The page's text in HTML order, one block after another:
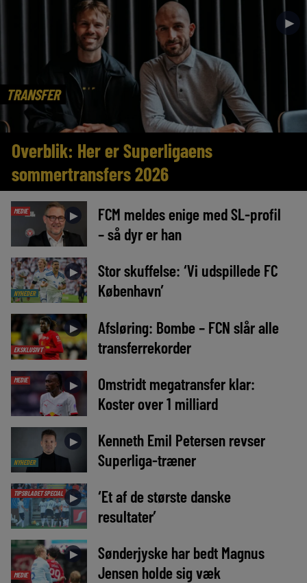
TRANSFER
►
Overblik: Her er Superligaens
sommertransfers 2026
MEDIE ►
FCM meldes enige med SL-profil
– så dyr er han
NYHEDER
►
Stor skuffelse: ‘Vi udspillede FC
København’
EKSKLUSIVT
►
Afsløring: Bombe – FCN slår alle
transferrekorder
MEDIE ►
Omstridt megatransfer klar:
Koster over 1 milliard
NYHEDER
►
Kenneth Emil Petersen revser
Superliga-træner
TIPSBLADET SPECIAL ►
‘Et af de største danske
resultater’
MEDIE
►
Sønderjyske har bedt Magnus
Jensen holde sig væk